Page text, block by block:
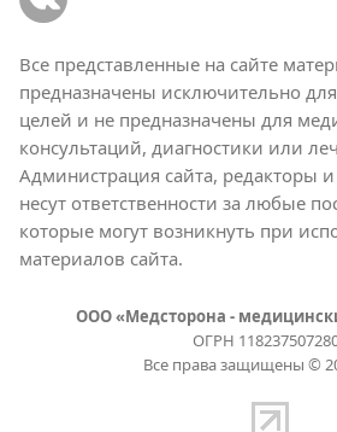
Все представленные на сайте
предназначены исключительно
целей и не предназначены для
консультаций, диагностики или
Администрация сайта, редакторы
несут ответственности за любые
которые могут возникнуть при
материалов сайта.
ООО «Медсторона -
ОГРН
Все права защищены ©